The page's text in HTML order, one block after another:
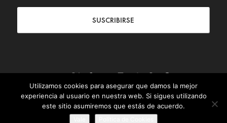
SUSCRIBIRSE
Contacto | Aviso legal | Política de privacidad | Política de
Cookies
© Fundación Civismo 2025
Utilizamos cookies para asegurar que damos la mejor
experiencia al usuario en nuestra web. Si sigues utilizando
este sitio asumiremos que estás de acuerdo.